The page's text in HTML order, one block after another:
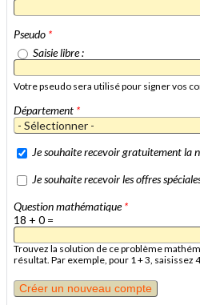
Pseudo *
Saisie libre :
Votre pseudo sera utilisé pour signer vos
Département *
Je souhaite recevoir gratuitement la
Je souhaite recevoir les offres
Question mathématique*
18 + 0 =
Trouvez la solution de ce problème
résultat. Par exemple, pour 1 + 3, saisissez